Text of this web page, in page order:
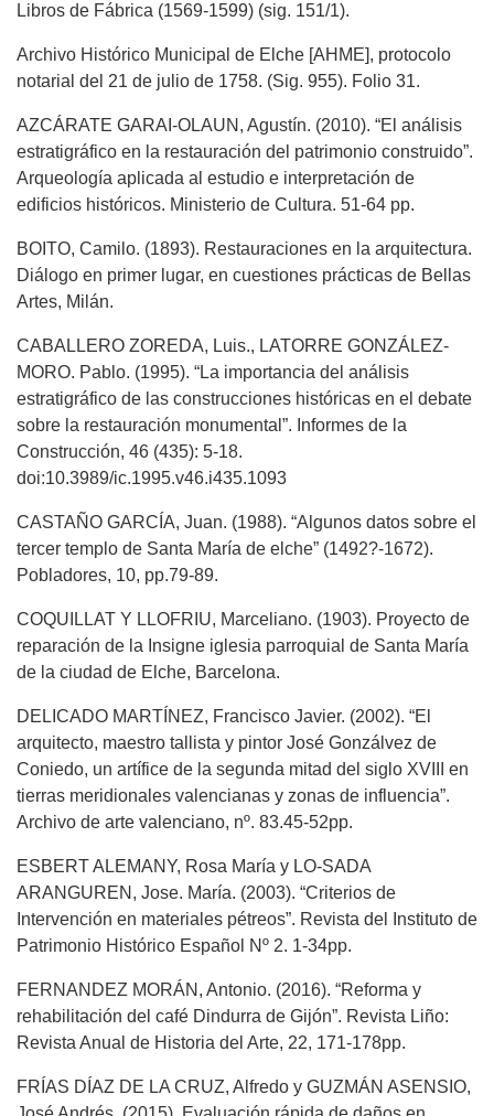
Libros de Fábrica (1569-1599) (sig. 151/1).
Archivo Histórico Municipal de Elche [AHME], protocolo
notarial del 21 de julio de 1758. (Sig. 955). Folio 31.
AZCÁRATE GARAI-OLAUN, Agustín. (2010). “El análisis
estratigráfico en la restauración del patrimonio construido”.
Arqueología aplicada al estudio e interpretación de
edificios históricos. Ministerio de Cultura. 51-64 pp.
BOITO, Camilo. (1893). Restauraciones en la arquitectura.
Diálogo en primer lugar, en cuestiones prácticas de Bellas
Artes, Milán.
CABALLERO ZOREDA, Luis., LATORRE GONZÁLEZ-
MORO. Pablo. (1995). “La importancia del análisis
estratigráfico de las construcciones históricas en el debate
sobre la restauración monumental”. Informes de la
Construcción, 46 (435): 5-18.
doi:10.3989/ic.1995.v46.i435.1093
CASTAÑO GARCÍA, Juan. (1988). “Algunos datos sobre el
tercer templo de Santa María de elche” (1492?-1672).
Pobladores, 10, pp.79-89.
COQUILLAT Y LLOFRIU, Marceliano. (1903). Proyecto de
reparación de la Insigne iglesia parroquial de Santa María
de la ciudad de Elche, Barcelona.
DELICADO MARTÍNEZ, Francisco Javier. (2002). “El
arquitecto, maestro tallista y pintor José Gonzálvez de
Coniedo, un artífice de la segunda mitad del siglo XVIII en
tierras meridionales valencianas y zonas de influencia”.
Archivo de arte valenciano, nº. 83.45-52pp.
ESBERT ALEMANY, Rosa María y LO-SADA
ARANGUREN, Jose. María. (2003). “Criterios de
Intervención en materiales pétreos”. Revista del Instituto de
Patrimonio Histórico Español Nº 2. 1-34pp.
FERNANDEZ MORÁN, Antonio. (2016). “Reforma y
rehabilitación del café Dindurra de Gijón”. Revista Liño:
Revista Anual de Historia del Arte, 22, 171-178pp.
FRÍAS DÍAZ DE LA CRUZ, Alfredo y GUZMÁN ASENSIO,